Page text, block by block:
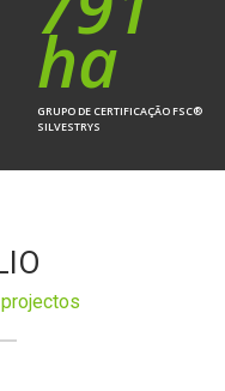
ha
GRUPO DE CERTIFICAÇÃO FSC®
SILVESTRYS